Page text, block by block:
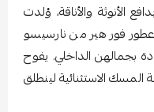
الأنوثة والأناقة، وُلدت
فور هير من نارسيسو
بجمالهن الداخلي. يفوح
الاستثنائية لينطلق